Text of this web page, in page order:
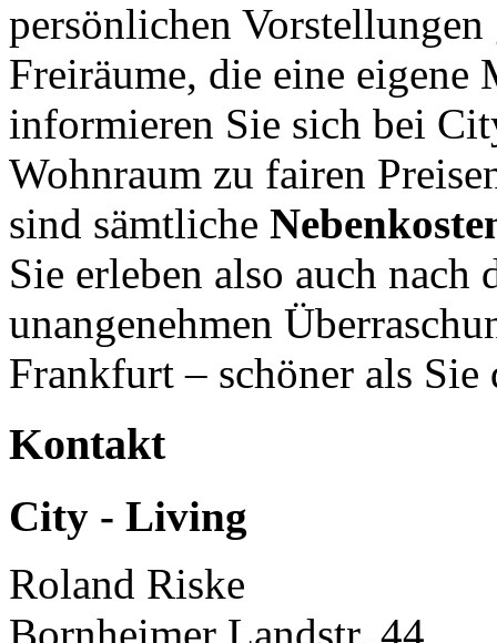
persönlichen
Freiräume, die eine
informieren Sie sich bei
Wohnraum zu fairen
sind sämtliche
Sie erleben also auch nach
unangenehmen
Frankfurt – schöner als Sie
Kontakt
City - Living
Roland Riske